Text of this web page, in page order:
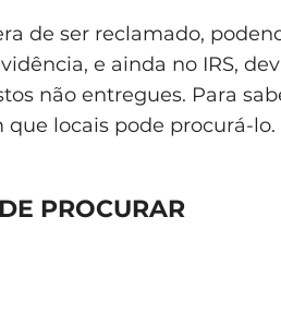
de ser reclamado,
e ainda no IRS,
não entregues. Para
locais pode procurá-lo.
PROCURAR